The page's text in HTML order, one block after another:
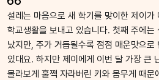
설레는 마음으로 새 학기를 맞이한 제이가
학교생활을 보내고 있습니다. 첫째 주에는
났지만, 주가 거듭될수록 점점 매운맛으로
있대요. 하지만 제이에게 이번 달 가장 큰
몰라보게 훌쩍 자라버린 키와 몸무게 때문